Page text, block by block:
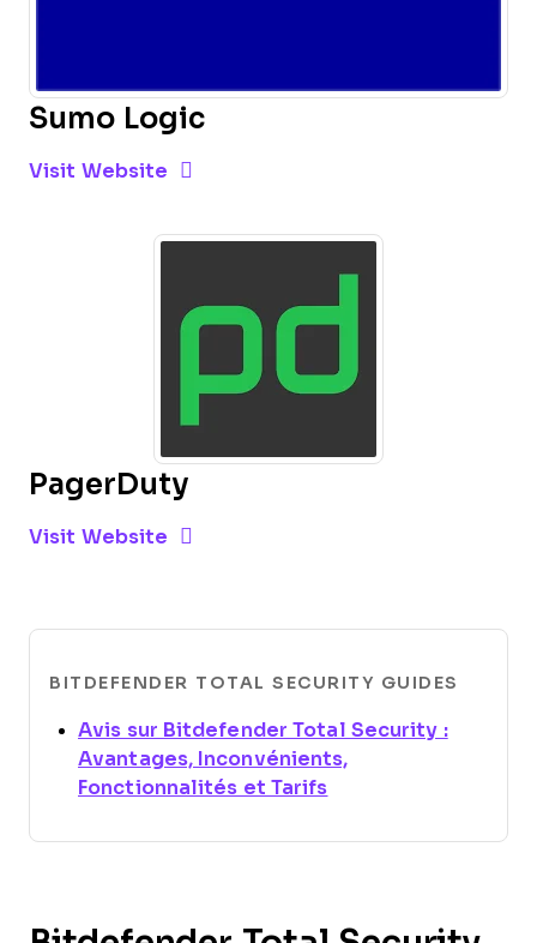
Sumo Logic
Visit Website Opens New Window
PagerDuty
Visit Website Opens New Window
BITDEFENDER TOTAL SECURITY GUIDES
Avis sur Bitdefender Total Security :
Avantages, Inconvénients,
Fonctionnalités et TarifsOpens new window